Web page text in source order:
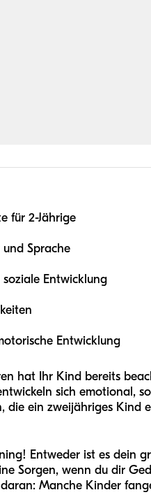
für 2-Jährige
Sprache
Entwicklung
Entwicklung
hat Ihr Kind bereits
sich emotional,
die ein zweijähriges Kind
Entweder ist es dein
Sorgen, wenn du dir
Manche Kinder